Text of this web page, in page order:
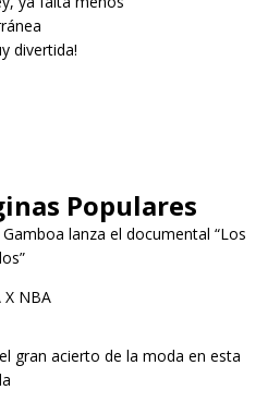
divertida!
Populares
lanza el documental “Los
X NBA
el gran acierto de la moda en esta